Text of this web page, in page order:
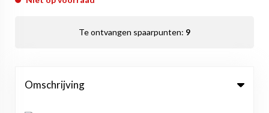
Te ontvangen spaarpunten: 9
Omschrijving